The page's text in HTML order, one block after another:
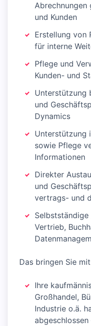
Abrechnungen
und Kunden
Erstellung von
für interne
Pflege und
Kunden- und
Unterstützung
und
Dynamics
Unterstützung
sowie Pflege
Informationen
Direkter
und
vertrags- und
Vertrieb,
Das bringen Sie
Ihre
Großhandel,
Industrie o.ä.